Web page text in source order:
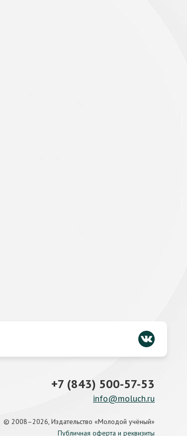
+7 (843) 500-57-53
info@moluch.ru
© 2008–2026, Издательство «Молодой учёный»
Публичная оферта и реквизиты